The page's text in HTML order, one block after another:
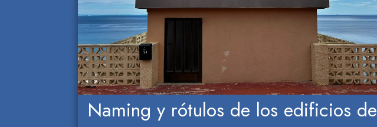
Naming y rótulos de los edificios de